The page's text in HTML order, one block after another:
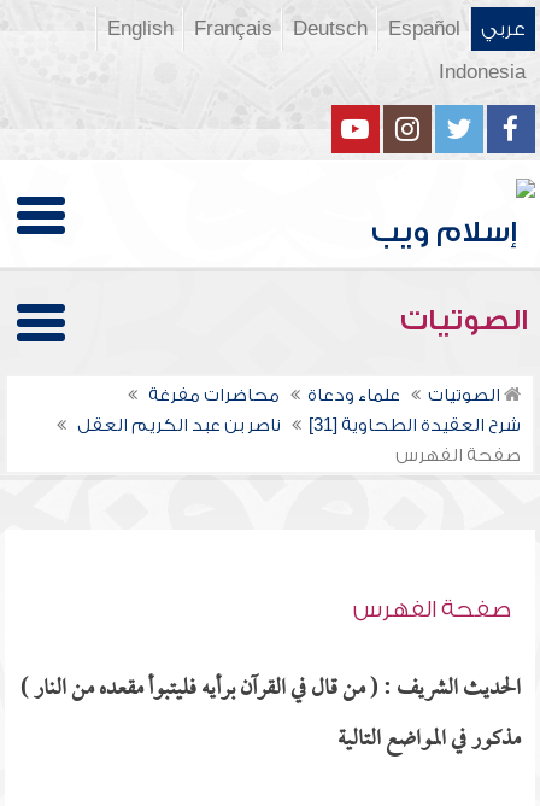
عربي Español
Deutsch
Français
English
Indonesia
الصوتيات
الصوتيات علماء ودعاة
محاضرات مفرغة
شرح العقيدة الطحاوية [31]
ناصر بن عبد الكريم العقل
صفحة الفهرس
صفحة الفهرس
الحديث الشريف : ( من قال في القرآن برأيه فليتبوأ مقعده من النار )
مذكور في المواضع التالية